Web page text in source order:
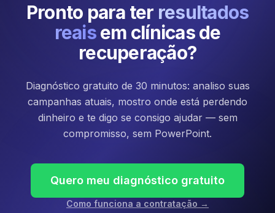
Pronto para ter resultados
reais em clínicas de
recuperação?
Diagnóstico gratuito de 30 minutos: analiso suas
campanhas atuais, mostro onde está perdendo
dinheiro e te digo se consigo ajudar — sem
compromisso, sem PowerPoint.
Quero meu diagnóstico gratuito
Como funciona a contratação →